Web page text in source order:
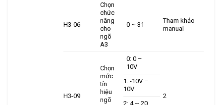
H3-06
Chọn
chức
năng
cho
ngõ
A3
0 ~ 31
Tham khảo
manual
H3-09
Chọn
mức
tín
hiệu
ngõ
0: 0 –
10V
2
1: -10V –
10V
2: 4 ~ 20